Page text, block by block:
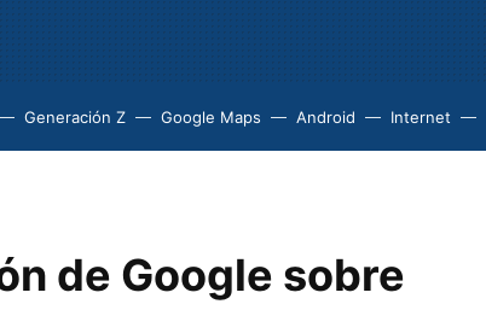
Generación Z Google Maps Android Internet
de Google sobre